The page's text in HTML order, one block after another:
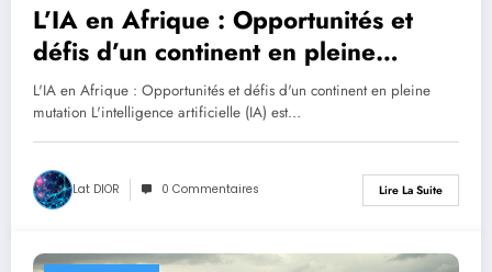
L’IA en Afrique : Opportunités et
défis d’un continent en pleine
mutation
L'IA en Afrique : Opportunités et défis d'un continent en pleine
mutation L'intelligence artificielle (IA) est…
Lat DIOR 0 Commentaires Lire La Suite